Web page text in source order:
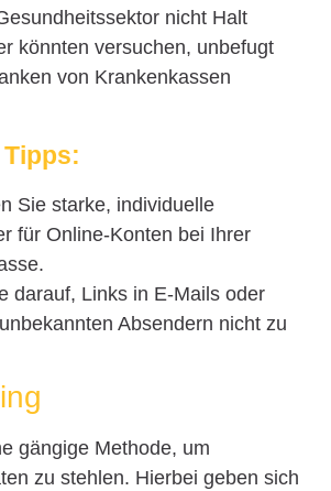
nicht Halt
könnten versuchen, unbefugt
von Krankenkassen
Sie starke, individuelle
für Online-Konten bei Ihrer
darauf, Links in E-Mails oder
Absendern nicht zu
gängige Methode, um
zu stehlen. Hierbei geben sich